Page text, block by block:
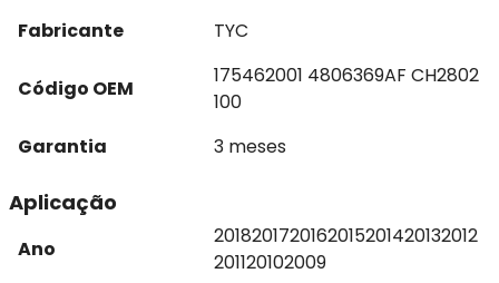
Fabricante
TYC
Código OEM
175462001 4806369AF CH2802
100
Garantia
3 meses
Aplicação
Ano
2018201720162015201420132012
201120102009